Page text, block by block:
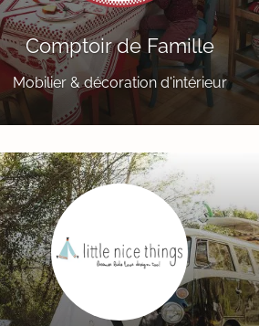
Comptoir de Famille
Mobilier & décoration d'intérieur